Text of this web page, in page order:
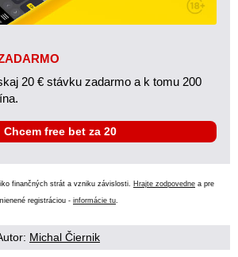
20 € stávku zadarmo a k tomu 200
Chcem free bet za 20
finančných strát a vzniku závislosti. Hrajte zodpovedne a pre
registráciou - informácie tu.
Michal Čiernik